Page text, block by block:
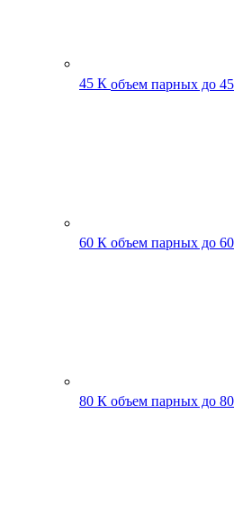
45 К объем парных до
60 К объем парных до
80 К объем парных до